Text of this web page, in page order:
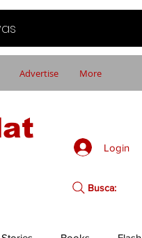
Advertise More
Login
Busca: